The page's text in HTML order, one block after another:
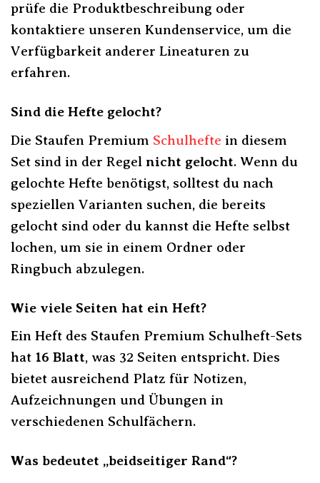
prüfe die Produktbeschreibung oder
kontaktiere unseren Kundenservice, um die
Verfügbarkeit anderer Lineaturen zu
erfahren.
Sind die Hefte gelocht?
Die Staufen Premium Schulhefte in diesem
Set sind in der Regel nicht gelocht. Wenn du
gelochte Hefte benötigst, solltest du nach
speziellen Varianten suchen, die bereits
gelocht sind oder du kannst die Hefte selbst
lochen, um sie in einem Ordner oder
Ringbuch abzulegen.
Wie viele Seiten hat ein Heft?
Ein Heft des Staufen Premium Schulheft-Sets
hat 16 Blatt, was 32 Seiten entspricht. Dies
bietet ausreichend Platz für Notizen,
Aufzeichnungen und Übungen in
verschiedenen Schulfächern.
Was bedeutet „beidseitiger Rand“?